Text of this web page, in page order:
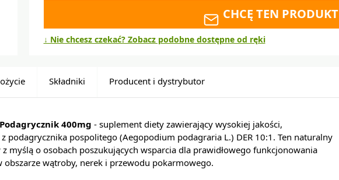
CHCĘ TEN PRODUKT
↓ Nie chcesz czekać? Zobacz podobne dostępne od ręki
Składniki Producent i dystrybutor
Podagrycznik 400mg - suplement diety zawierający wysokiej jakości,
podagrycznika pospolitego (Aegopodium podagraria L.) DER 10:1. Ten naturalny
myślą o osobach poszukujących wsparcia dla prawidłowego funkcjonowania
obszarze wątroby, nerek i przewodu pokarmowego.